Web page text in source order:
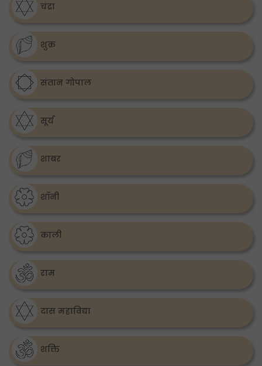
चंद्रा
शुक्र
संतान गोपाल
सूर्य
शाबर
शॉनी
काली
राम
दास महाविद्या
शक्ति